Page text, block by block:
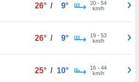
26° / 9° 20- 54
km/h
26° / 9° 19- 53
km/h
25° / 10° 16- 44
km/h